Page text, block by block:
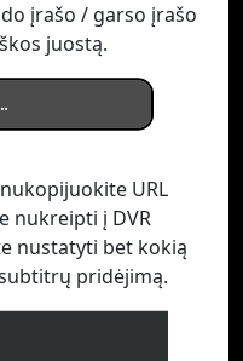
įrašo / garso įrašo
juostą.
URL
nukreipti į DVR
nustatyti bet kokią
pridėjimą.